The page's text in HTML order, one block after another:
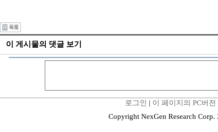
이 게시물의 댓글 보기
로그인 | 이 페이지의 PC버전
Copyright NexGen Research Corp.